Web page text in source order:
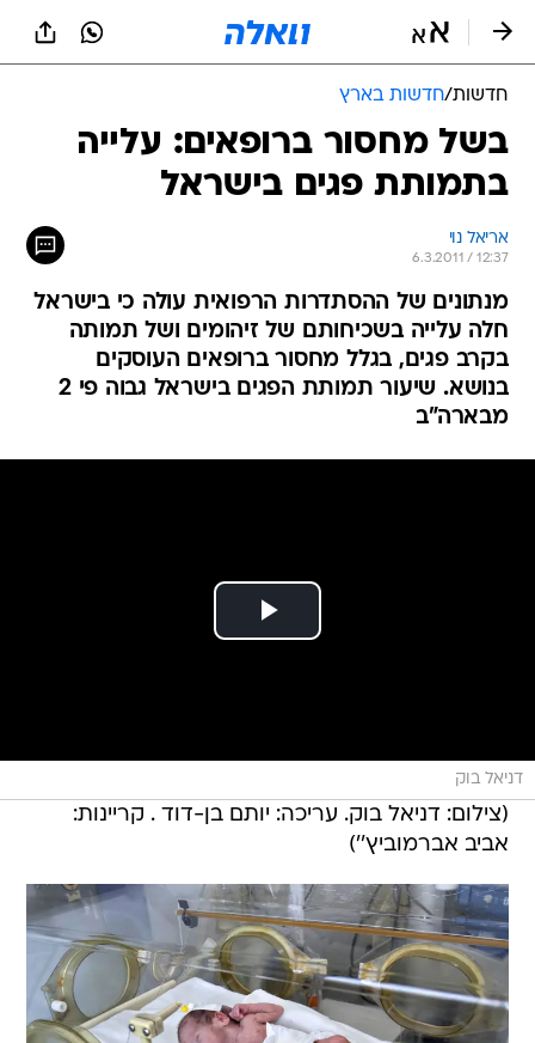
חדשות/חדשות בארץ
בשל מחסור ברופאים: עלייה
בתמותת פגים בישראל
אריאל נוי
6.3.2011 / 12:37
מנתונים של ההסתדרות הרפואית עולה כי בישראל
חלה עלייה בשכיחותם של זיהומים ושל תמותה
בקרב פגים, בגלל מחסור ברופאים העוסקים
בנושא. שיעור תמותת הפגים בישראל גבוה פי 2
מבארה"ב
דניאל בוק
(צילום: דניאל בוק. עריכה: יותם בן-דוד . קריינות:
אביב אברמוביץ'')